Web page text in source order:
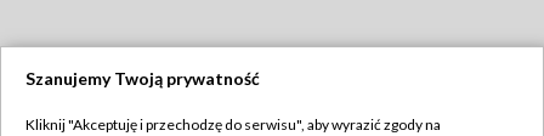
Szanujemy Twoją prywatność
Kliknij "Akceptuję i przechodzę do serwisu", aby wyrazić zgody na